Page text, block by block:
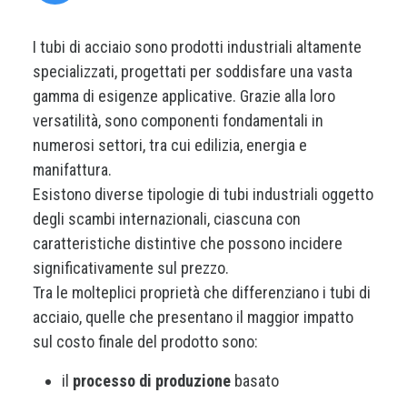
I tubi di acciaio sono prodotti industriali altamente
specializzati, progettati per soddisfare una vasta
gamma di esigenze applicative. Grazie alla loro
versatilità, sono componenti fondamentali in
numerosi settori, tra cui edilizia, energia e
manifattura.
Esistono diverse tipologie di tubi industriali oggetto
degli scambi internazionali, ciascuna con
caratteristiche distintive che possono incidere
significativamente sul prezzo.
Tra le molteplici proprietà che differenziano i tubi di
acciaio, quelle che presentano il maggior impatto
sul costo finale del prodotto sono:
il processo di produzione basato